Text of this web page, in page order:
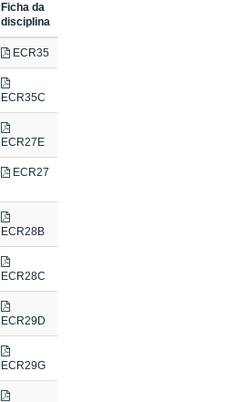
Ficha da
disciplina
ECR35
ECR35C
ECR27E
ECR27
ECR28B
ECR28C
ECR29D
ECR29G